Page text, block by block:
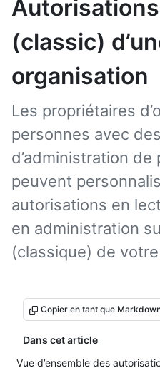
(classic)
organisation
Les propriétaires
personnes avec
d’administration
peuvent
autorisations en
en administration
(classique) de
Copier en tant que
Dans cet article
Vue d’ensemble des